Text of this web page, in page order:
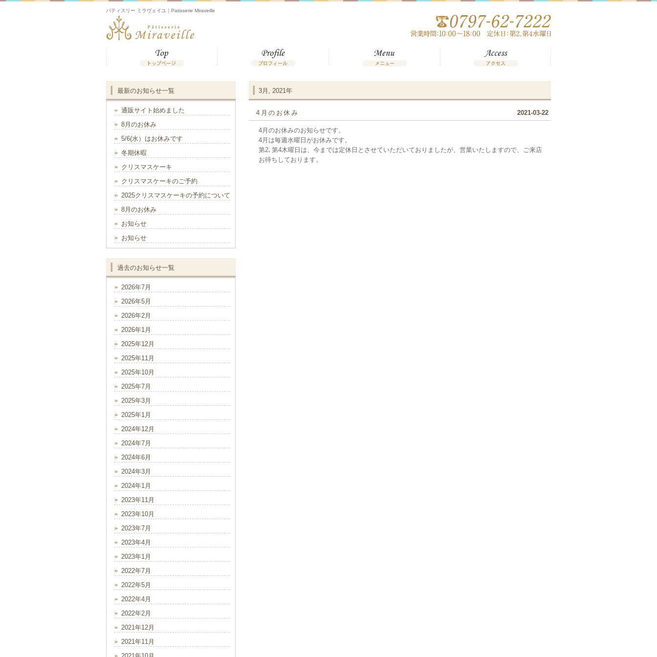
パティスリー ミラヴェイユ｜Patisserie Miraveille
3月, 2021年
4月のお休み 2021-03-22
4月のお休みのお知らせです。
4月は毎週水曜日がお休みです。
第2､第4木曜日は、今までは定休日とさせていただいておりましたが、営業いたしますので、ご来店
お待ちしております。
最新のお知らせ一覧
通販サイト始めました
8月のお休み
5/6(水）はお休みです
冬期休暇
クリスマスケーキ
クリスマスケーキのご予約
2025クリスマスケーキの予約について
8月のお休み
お知らせ
お知らせ
過去のお知らせ一覧
2026年7月
2026年5月
2026年2月
2026年1月
2025年12月
2025年11月
2025年10月
2025年7月
2025年3月
2025年1月
2024年12月
2024年7月
2024年6月
2024年3月
2024年1月
2023年11月
2023年10月
2023年7月
2023年4月
2023年1月
2022年7月
2022年5月
2022年4月
2022年2月
2021年12月
2021年11月